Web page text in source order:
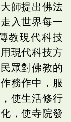
師提出佛法
入世界每一
教現代科技
現代科技方
眾對佛教的
務作中，服
使生活修行
，使寺院發